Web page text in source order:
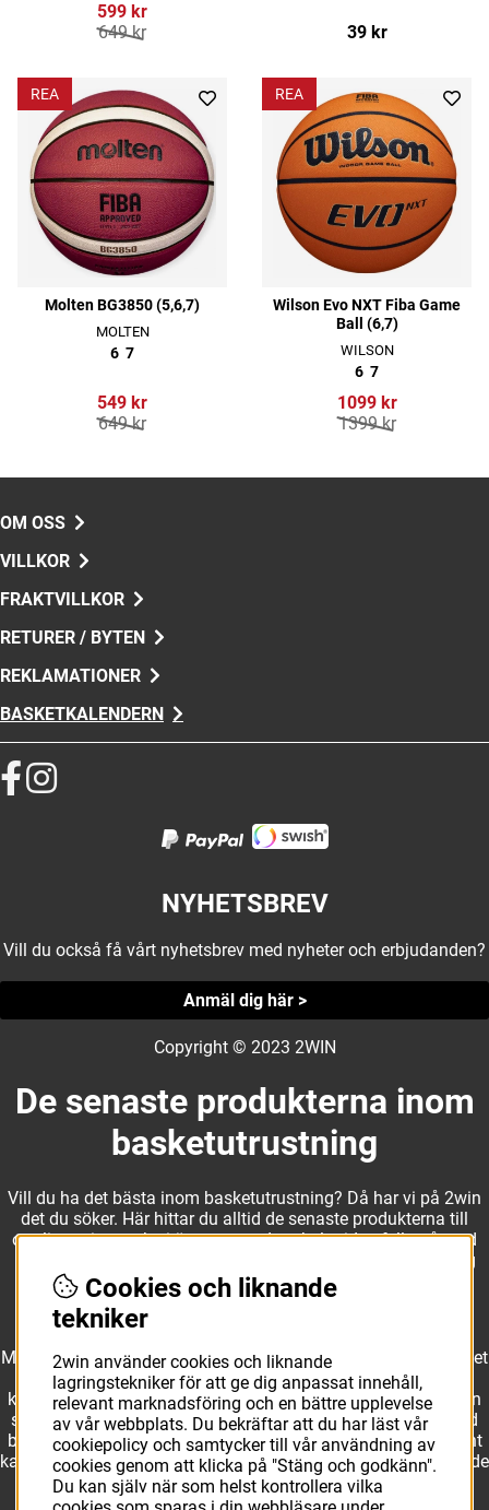
599 kr
649 kr
39 kr
REA
Molten BG3850 (5,6,7)
MOLTEN
6 7
549 kr
649 kr
REA
Wilson Evo NXT Fiba Game
Ball (6,7)
WILSON
6 7
1099 kr
1399 kr
OM OSS
VILLKOR
FRAKTVILLKOR
RETURER / BYTEN
REKLAMATIONER
BASKETKALENDERN
NYHETSBREV
Vill du också få vårt nyhetsbrev med nyheter och erbjudanden?
Anmäl dig här >
Copyright © 2023 2WIN
De senaste produkterna inom
basketutrustning
Vill du ha det bästa inom basketutrustning? Då har vi på 2win
det du söker. Här hittar du alltid de senaste produkterna till
otroliga priser, och vi är noga med att hela tiden fylla på med
nyheter i webbshopen. Det gör oss till ett naturligt val för dig
som vill ha utrustning som överträffar alla andra märken.
Med ett av Sveriges största kläd- och skosortiment inom basket
kan vi erbjuda allt som du eller din klubb behöver. Välj ut
kvalitativa basketbollar och basketskor från välkända märken
som Molten, Nike, Adidas och Spalding och komplettera med
basketkläder från Jordan. I vårt breda och prisvärda sortiment
kan vi erbjuda matchkläder som ger maximal rörelsefrihet, både
på och utanför planen. Oavsett vad du behöver för
basketutrustning kan du vara säker på att hitta den här.
Cookies och liknande
tekniker
2win använder cookies och liknande
lagringstekniker för att ge dig anpassat innehåll,
relevant marknadsföring och en bättre upplevelse
av vår webbplats. Du bekräftar att du har läst vår
cookiepolicy och samtycker till vår användning av
cookies genom att klicka på "Stäng och godkänn".
Du kan själv när som helst kontrollera vilka